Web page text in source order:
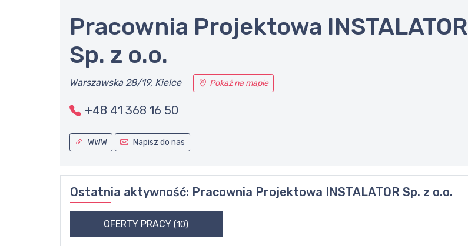
Pracownia Projektowa INSTALATOR
Sp. z o.o.
Warszawska 28/19, Kielce Pokaż na mapie
+48 41 368 16 50
WWW Napisz do nas
Ostatnia aktywność: Pracownia Projektowa INSTALATOR Sp. z o.o.
OFERTY PRACY(10)